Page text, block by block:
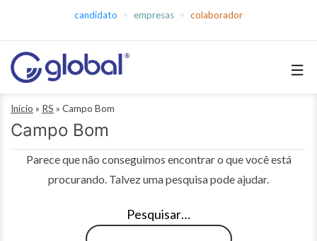
conteúdo
candidato empresas colaborador
Global
Empregos
Início » RS » Campo Bom
Campo Bom
Parece que não conseguimos encontrar o que você está
procurando. Talvez uma pesquisa pode ajudar.
Pesquisar…